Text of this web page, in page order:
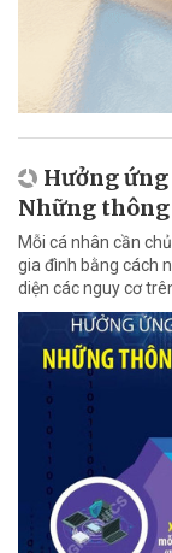
Hưởng
Những thông
Mỗi cá nhân cần
gia đình bằng cách
diện các nguy cơ